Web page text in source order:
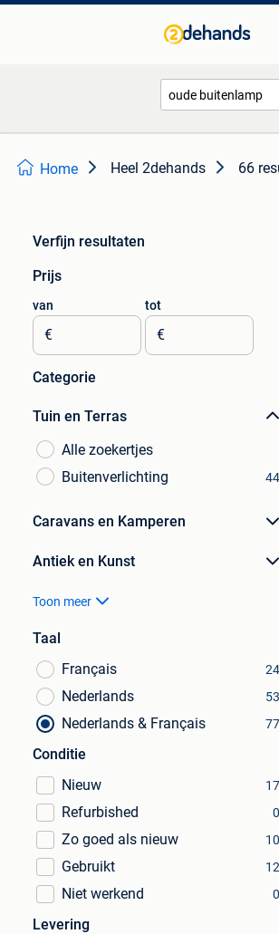
Home Heel 2dehands 66
Verfijn resultaten
Prijs
van
€
tot
€
Categorie
Tuin en Terras
Alle zoekertjes
Buitenverlichting
44
Caravans en Kamperen
Antiek en Kunst
Toon meer
Taal
Français
24
Nederlands 53
Nederlands & Français 77
Conditie
Nieuw
17
Refurbished 0
Zo goed als nieuw 10
Gebruikt 12
Niet werkend 0
Levering